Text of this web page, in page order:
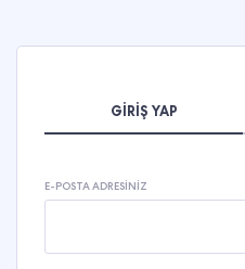
GIRIŞ YAP
E-POSTA ADRESINIZ